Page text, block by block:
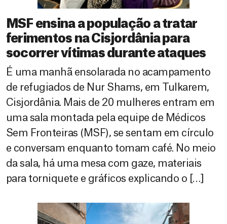
MSF ensina a população a tratar
ferimentos na Cisjordânia para
socorrer vítimas durante ataques
É uma manhã ensolarada no acampamento
de refugiados de Nur Shams, em Tulkarem,
Cisjordânia. Mais de 20 mulheres entram em
uma sala montada pela equipe de Médicos
Sem Fronteiras (MSF), se sentam em círculo
e conversam enquanto tomam café. No meio
da sala, há uma mesa com gaze, materiais
para torniquete e gráficos explicando o […]